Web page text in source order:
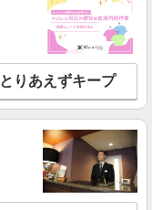
とりあえずキープ